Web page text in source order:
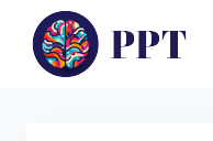
Saltar
contenido